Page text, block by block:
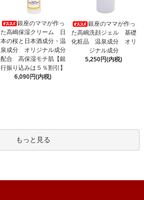
銀座のママが作っ
た高嶋保湿クリーム 日
本の桜と日本酒成分・温
泉成分 オリジナル成分
配合 高保湿モチ肌【銀
行振り込みは５％割引】
6,090円(内税)
銀座のママが作っ
た高嶋洗顔ジェル 基礎
化粧品 温泉成分 オリ
ジナル成分
5,250円(内税)
もっと見る